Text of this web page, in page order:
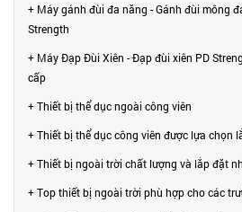
+ Máy gánh đùi đa năng - Gánh đùi mông
Strength
+ Máy Đạp Đùi Xiên - Đạp đùi xiên PD
cấp
+ Thiết bị thể dục ngoài công viên
+ Thiết bị thể dục công viên được lựa chọn
+ Thiết bị ngoài trời chất lượng và lắp đặt
+ Top thiết bị ngoài trời phù hợp cho các